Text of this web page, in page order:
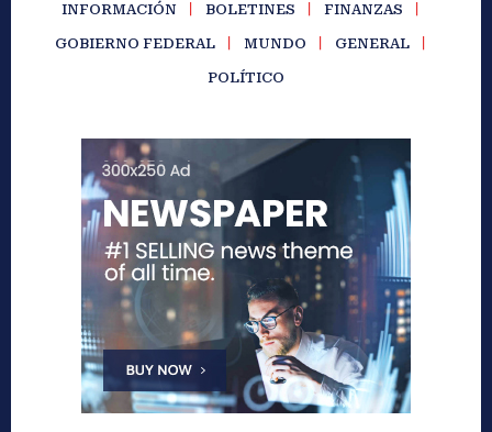
INFORMACIÓN BOLETINES FINANZAS
GOBIERNO FEDERAL MUNDO GENERAL
POLÍTICO